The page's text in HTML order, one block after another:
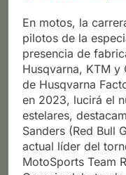
En motos, la
pilotos de la
presencia de
Husqvarna, KTM y
de Husqvarna
en 2023, lucirá el
estelares,
Sanders (Red Bull
actual líder del
MotoSports Team